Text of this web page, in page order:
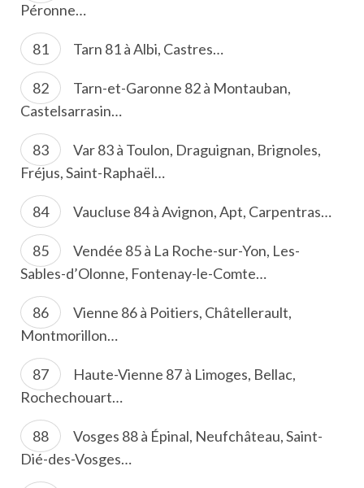
Péronne…
Tarn 81 à Albi, Castres…
Tarn-et-Garonne 82 à Montauban,
Castelsarrasin…
Var 83 à Toulon, Draguignan, Brignoles,
Fréjus, Saint-Raphaël…
Vaucluse 84 à Avignon, Apt, Carpentras…
Vendée 85 à La Roche-sur-Yon, Les-
Sables-d’Olonne, Fontenay-le-Comte…
Vienne 86 à Poitiers, Châtellerault,
Montmorillon…
Haute-Vienne 87 à Limoges, Bellac,
Rochechouart…
Vosges 88 à Épinal, Neufchâteau, Saint-
Dié-des-Vosges…